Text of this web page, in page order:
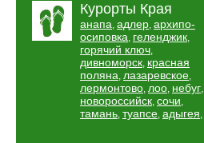
Курорты Края
анапа, адлер, архипо-
осиповка, геленджик,
горячий ключ,
дивноморск, красная
поляна, лазаревское,
лермонтово, лоо, небуг,
новороссийск, сочи,
тамань, туапсе, адыгея,